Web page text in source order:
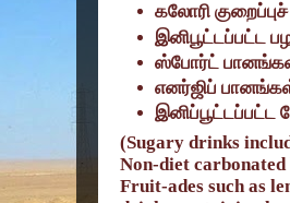
கலோரி
இனிபூட்டப்பட்ட
ஸ்போர்ட்
எனர்ஜிப்
(Sugary drinks
Non-diet carbonated
Fruit-ades such as